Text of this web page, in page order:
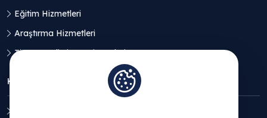
Eğitim Hizmetleri
Araştırma Hizmetleri
Ticaret Geliştirme Hizmetleri
KVKK